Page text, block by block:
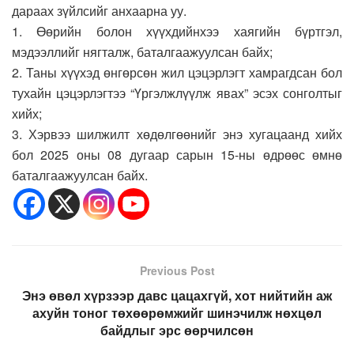
дараах зүйлсийг анхаарна уу.
1. Өөрийн болон хүүхдийнхээ хаягийн бүртгэл,
мэдээллийг нягталж, баталгаажуулсан байх;
2. Таны хүүхэд өнгөрсөн жил цэцэрлэгт хамрагдсан бол
тухайн цэцэрлэгтээ “Үргэлжлүүлж явах” эсэх сонголтыг
хийх;
3. Хэрвээ шилжилт хөдөлгөөнийг энэ хугацаанд хийх
бол 2025 оны 08 дугаар сарын 15-ны өдрөөс өмнө
баталгаажуулсан байх.
Previous Post
Энэ өвөл хүрзээр давс цацахгүй, хот нийтийн аж
ахуйн тоног төхөөрөмжийг шинэчилж нөхцөл
байдлыг эрс өөрчилсөн